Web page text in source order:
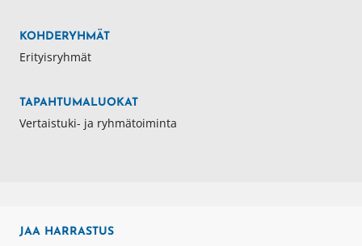
KOHDERYHMÄT
Erityisryhmät
TAPAHTUMALUOKAT
Vertaistuki- ja ryhmätoiminta
JAA HARRASTUS